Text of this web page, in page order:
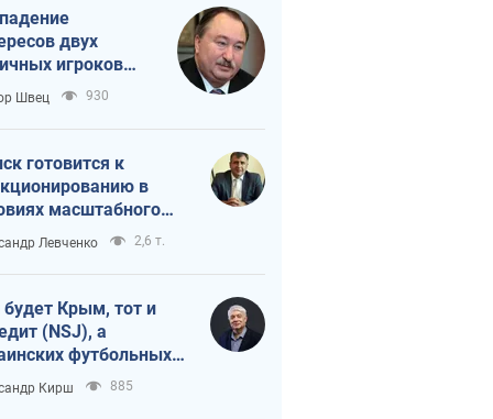
двух
игроков
план
и Путина?
Швец 930
готовится к
в
масштабного
кризиса
Левченко 2,6 т.
будет Крым, тот и
(NSJ), а
футбольных
могут
убийцами
Кирш 885